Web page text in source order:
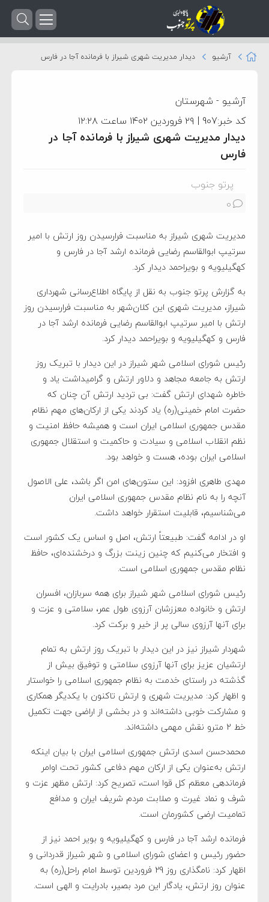
آرشیو دیدار مدیریت شهری شیراز با فرمانده آجا در فارس
آرشیو - شهرستان
کد خبر:907 | ۲۹ فروردین ۱۴۰۲ ساعت ۱۲:۲۸
دیدار مدیریت شهری شیراز با فرمانده آجا در
فارس
پرتو جنوب
0
مدیریت شهری شیراز به مناسبت فرارسیدن روز ارتش با امیر
سرتیپ ابوالقاسم رضایی فرمانده ارشد آجا در فارس و
کهگیلیویه و بویراحمد دیدار کرد.
به گزارش پرتو جنوب به نقل از پایگاه اطلاع‌رسانی شهرداری
شیراز، مدیریت شهری این کلان‌شهر به مناسبت فرارسیدن روز
ارتش با امیر سرتیپ ابوالقاسم رضایی فرمانده ارشد آجا در
فارس و کهگیلیویه و بویراحمد دیدار کرد.
رئیس شورای اسلامی شهر شیراز در این دیدار با تبریک روز
ارتش به جامعه مجاهد و دلاور ارتش و گرامیداشت یاد و
خاطره شهدای ارتش گفت: بی تردید ارتش آن چنان که
حضرت امام خمینی(ره) یاد کردند یکی از ارکان‌های مهم نظام
مقدس جمهوری اسلامی ایران است و همیشه حافظ امنیت و
نظم انقلاب اسلامی و سیادت و حاکمیت و استقلال جمهوری
اسلامی ایران بوده، هست و خواهد بود.
مهدی طاهری افزود: این ستون‌های امن اگر باشد، علی الاصول
آنچه را به نام نظام مقدس جمهوری اسلامی ایران
می‌شناسیم، قابلیت استقرار خواهد داشت.
او در ادامه گفت: طبیعتاً ارتش، اصل و اساس یک کشور است
و افتخار می‌کنیم که چنین زینت بزرگ و درخشنده‌ای، حافظ
نظام مقدس جمهوری اسلامی است.
رئیس شورای اسلامی شهر شیراز برای همه سربازان، افسران
ارتش و خانواده معززشان آرزوی طول عمر، سلامتی و عزت و
برای آنها آرزوی سالی پر از خیر و برکت کرد.
شهردار شیراز نیز در این دیدار با تبریک روز ارتش به تمام
ارتشیان عزیز برای آنها آرزوی سلامتی و توفیق بیش از
گذشته در راستای خدمت به نظام جمهوری اسلامی را خواستار
و اظهار کرد: مدیریت شهری و ارتش تاکنون با یکدیگر همکاری
و مشارکت خوبی داشته‌اند و در بخشی از اراضی جهت تکمیل
خط 2 مترو نقش مهمی داشته‌اند.
محمدحسن اسدی ارتش جمهوری اسلامی ایران با بیان اینکه
ارتش به‌عنوان یکی از ارکان مهم دفاعی کشور تحت اوامر
فرماندهی معظم کل قوا است، تصریح کرد: ارتش مظهر عزت و
شرف و نماد غیرت و صلابت مردم شریف ایران و مدافع
تمامیت ارضی کشورمان است.
فرمانده ارشد آجا در فارس و کهگیلیویه و بویر احمد نیز از
حضور رئیس و اعضای شورای اسلامی و شهر شیراز قدردانی و
اظهار کرد: نامگذاری روز 29 فروردین توسط امام راحل(ره) به
عنوان روز ارتش، یادگار این مرد بصیر، بادرایت و الهی است.